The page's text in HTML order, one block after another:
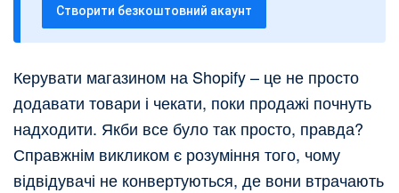
с
Створити безкоштовний акаунт
Керувати магазином на Shopify – це не просто
додавати товари і чекати, поки продажі почнуть
надходити. Якби все було так просто, правда?
Справжнім викликом є розуміння того, чому
відвідувачі не конвертуються, де вони втрачають